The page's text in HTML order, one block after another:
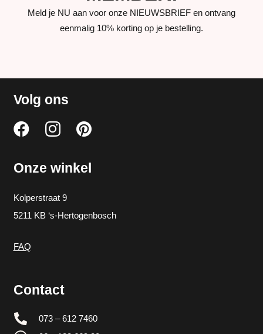
Meld je NU aan voor onze NIEUWSBRIEF en ontvang
eenmalig 10% korting op je bestelling.
Volg ons
Onze winkel
Kolperstraat 9
5211 KB ‘s-Hertogenbosch
FAQ
Contact
073 – 612 7460